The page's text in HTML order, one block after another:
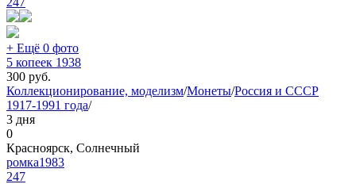
+ Ещё 0 фото
5 копеек 1938
300 руб.
Коллекционирование, моделизм/Монеты/Россия и СССР
1917-1991 года/
3 дня
0
Красноярск, Солнечный
ромка1983
247